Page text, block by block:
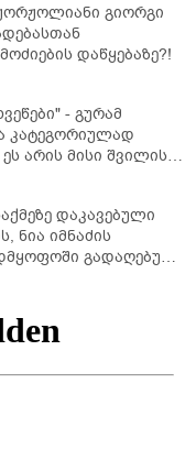
გიორგი
დაწყებაზე?!
- გუ­რა­მ
კა­ტე­გო­რი­უ­ლად
არის მისი შვი­ლის
დაკავებული
ნია იმნაძის
გადაღებულ